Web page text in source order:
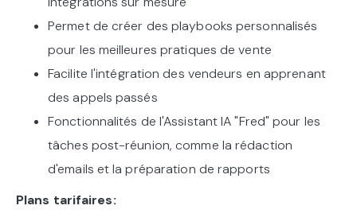
Permet de créer des playbooks personnalisés
pour les meilleures pratiques de vente
Facilite l'intégration des vendeurs en apprenant
des appels passés
Fonctionnalités de l'Assistant IA "Fred" pour les
tâches post-réunion, comme la rédaction
d'emails et la préparation de rapports
Plans tarifaires: